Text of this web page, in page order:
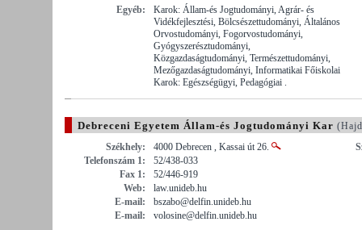
Egyéb:
Karok: Állam-és Jogtudományi, Agrár- és
Vidékfejlesztési, Bölcsészettudományi, Általános
Orvostudományi, Fogorvostudományi,
Gyógyszerésztudományi,
Közgazdaságtudományi, Természettudományi,
Mezőgazdaságtudományi, Informatikai Főiskolai
Karok: Egészségügyi, Pedagógiai .
Debreceni Egyetem Állam-és Jogtudományi Kar
Székhely:
4000 Debrecen , Kassai út 26.
Telefonszám 1:
52/438-033
Fax 1:
52/446-919
Web:
law.unideb.hu
E-mail:
bszabo@delfin.unideb.hu
E-mail:
volosine@delfin.unideb.hu